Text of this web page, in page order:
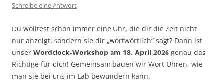
Schreibe eine Antwort
Du wolltest schon immer eine Uhr, die dir die Zeit nicht
nur anzeigt, sondern sie dir „wortwörtlich“ sagt? Dann ist
unser Wordclock-Workshop am 18. April 2026 genau das
Richtige für dich! Gemeinsam bauen wir Wort-Uhren, wie
man sie bei uns im Lab bewundern kann.